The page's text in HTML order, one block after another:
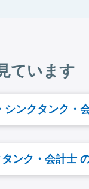
ています
ンクタンク・
ンク・会計士